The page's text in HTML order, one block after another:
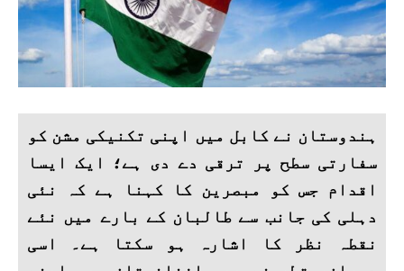
ہندوستان نے کابل میں اپنی تکنیکی مشن کو
سفارتی سطح پر ترقی دے دی ہے؛ ایک ایسا
اقدام جس کو مبصرین کا کہنا ہے کہ نئی
دہلی کی جانب سے طالبان کے بارے میں نئے
نقطہ نظر کا اشارہ ہو سکتا ہے۔ اسی